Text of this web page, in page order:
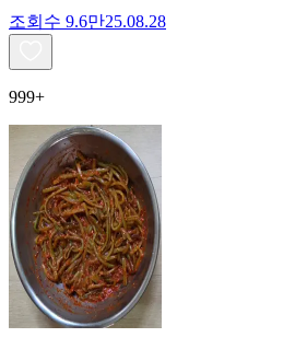
조회수 9.6만25.08.28
999+